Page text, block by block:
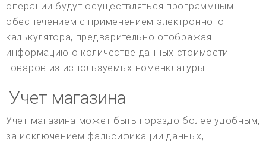
операции будут осуществляться программным
обеспечением с применением электронного
калькулятора, предварительно отображая
информацию о количестве данных стоимости
товаров из используемых номенклатуры.
Учет магазина
Учет магазина может быть гораздо более удобным,
за исключением фальсификации данных,